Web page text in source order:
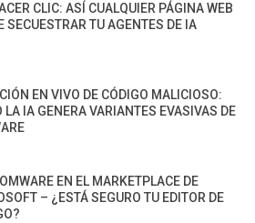
CLIC: ASÍ CUALQUIER PÁGINA WEB
SECUESTRAR TU AGENTES DE IA
EN VIVO DE CÓDIGO MALICIOSO:
LA IA GENERA VARIANTES EVASIVAS DE
EN EL MARKETPLACE DE
– ¿ESTÁ SEGURO TU EDITOR DE